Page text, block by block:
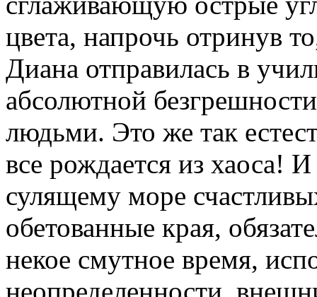
цвета, напрочь отринув
Диана отправилась в
абсолютной
людьми. Это же так
все рождается из хаоса!
сулящему море
обетованные края,
некое смутное время,